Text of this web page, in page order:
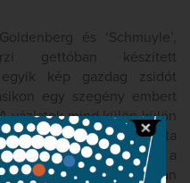
és ‘Schmuyle’,
gettóban készített
kép gazdag zsidót
egy szegény embert
vázlatok mind külön-külön
volt az, aki összehozta
úgy értelmezik, mint a
vitát. Goldenberg lassan